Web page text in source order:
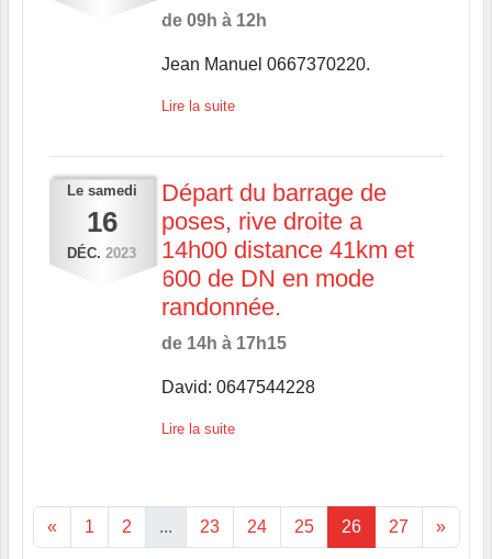
de 09h à 12h
Jean Manuel 0667370220.
Lire la suite
Le samedi
16
DÉC. 2023
Départ du barrage de
poses, rive droite a
14h00 distance 41km et
600 de DN en mode
randonnée.
de 14h à 17h15
David: 0647544228
Lire la suite
« 1 2 ... 23 24 25 26 27 »